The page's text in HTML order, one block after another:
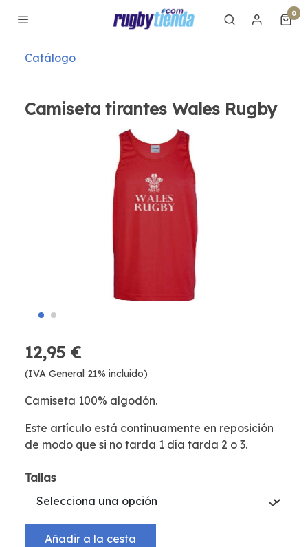
0
Catálogo
Camiseta tirantes Wales Rugby
12,95 €
(IVA General 21% incluido)
Camiseta 100% algodón.
Este artículo está continuamente en reposición
de modo que si no tarda 1 día tarda 2 o 3.
Tallas
Añadir a la cesta